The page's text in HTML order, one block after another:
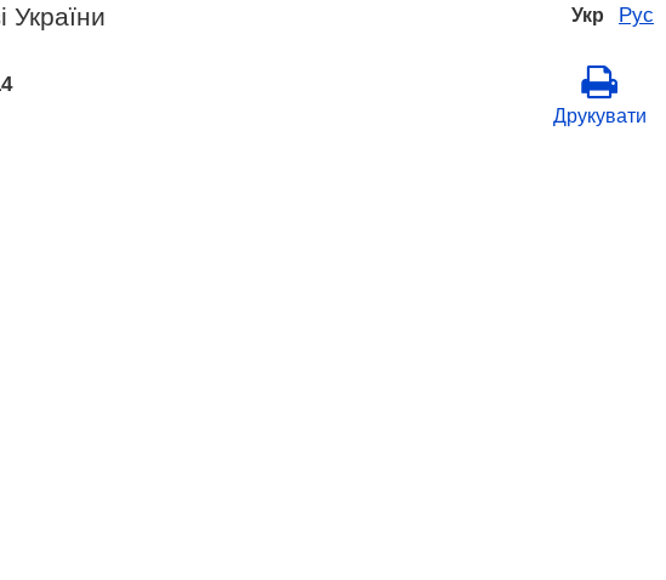
Укр Рус
України
Друкувати